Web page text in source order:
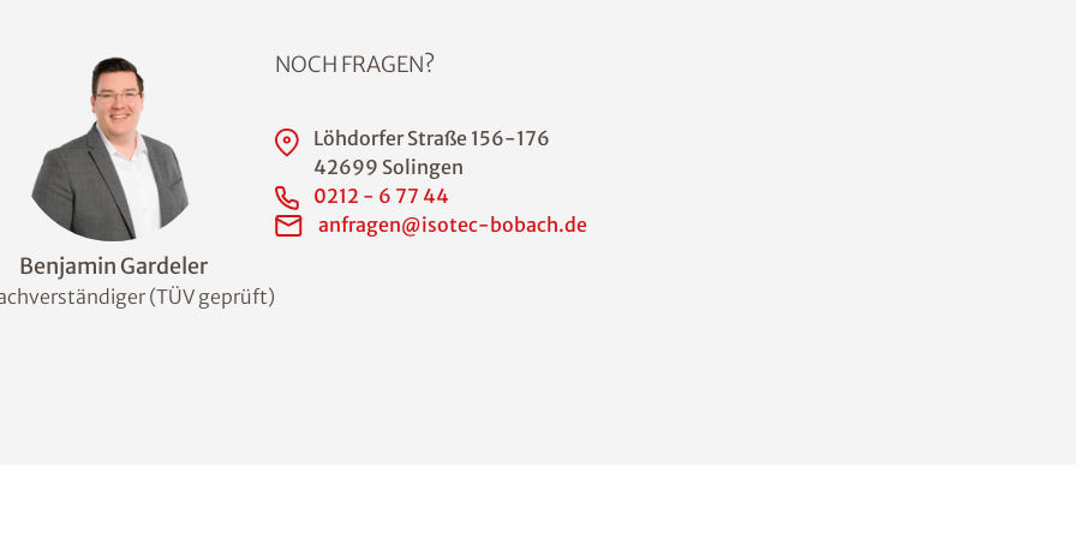
Benjamin Gardeler
(TÜV geprüft)
NOCH FRAGEN?
Löhdorfer Straße 156-176
42699 Solingen
0212 - 6 77 44
anfragen@isotec-bobach.de